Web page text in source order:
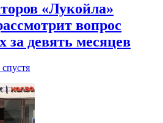
«Лукойла»
вопрос
за девять месяцев
спустя